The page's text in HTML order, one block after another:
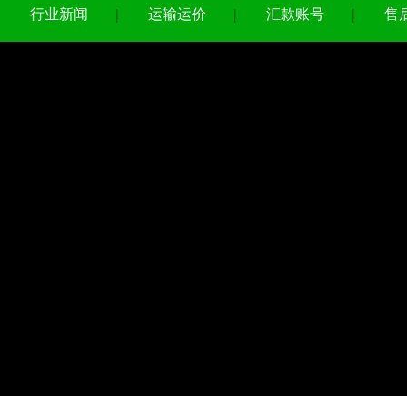
行业新闻
运输运价 汇款账号 售